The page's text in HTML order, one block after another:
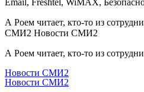
А Роем читает, кто-то из
СМИ2 Новости СМИ2
А Роем читает, кто-то из
Новости СМИ2
Новости СМИ2